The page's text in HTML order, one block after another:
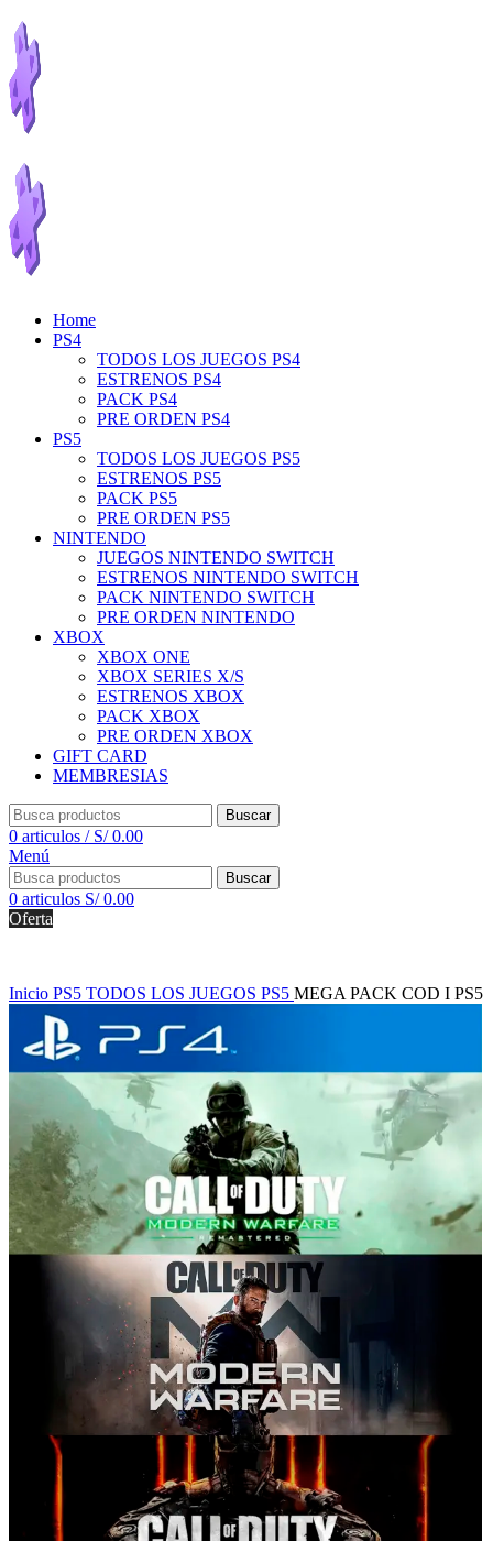
Home
PS4
TODOS LOS JUEGOS PS4
ESTRENOS PS4
PACK PS4
PRE ORDEN PS4
PS5
TODOS LOS JUEGOS PS5
ESTRENOS PS5
PACK PS5
PRE ORDEN PS5
NINTENDO
JUEGOS NINTENDO SWITCH
ESTRENOS NINTENDO SWITCH
PACK NINTENDO SWITCH
PRE ORDEN NINTENDO
XBOX
XBOX ONE
XBOX SERIES X/S
ESTRENOS XBOX
PACK XBOX
PRE ORDEN XBOX
GIFT CARD
MEMBRESIAS
Buscar
0 articulos / S/0.00
Menú
Buscar
0 articulos S/0.00
Oferta
Inicio PS5 TODOS LOS JUEGOS PS5 MEGA PACK COD I PS5